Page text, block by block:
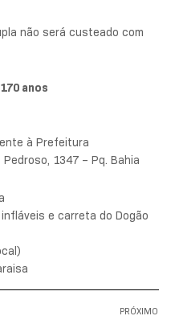
não será custeado com
anos
à Prefeitura
1347 – Pq. Bahia
e carreta do Dogão
PRÓXIMO